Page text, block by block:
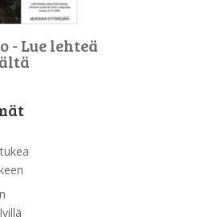
- Lue lehteä